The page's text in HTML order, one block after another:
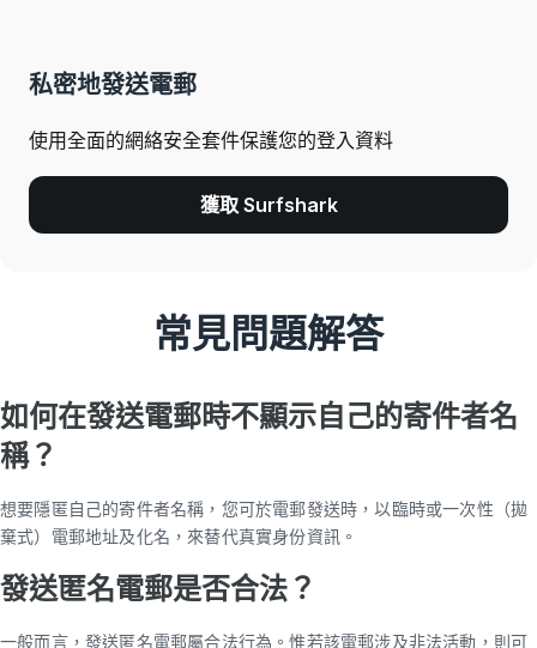
私密地發送電郵
使用全面的網絡安全套件保護您的登入資料
獲取 Surfshark
常見問題解答
如何在發送電郵時不顯示自己的寄件者名
稱？
想要隱匿自己的寄件者名稱，您可於電郵發送時，以臨時或一次性（拋
棄式）電郵地址及化名，來替代真實身份資訊。
發送匿名電郵是否合法？
一般而言，發送匿名電郵屬合法行為。惟若該電郵涉及非法活動，則可